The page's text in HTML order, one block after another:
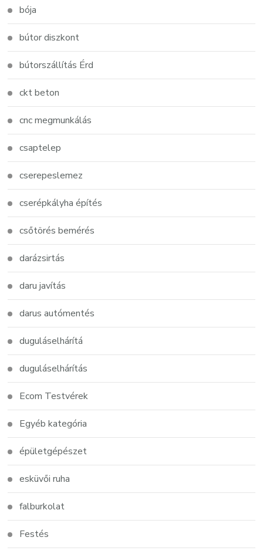
bója
bútor diszkont
bútorszállítás Érd
ckt beton
cnc megmunkálás
csaptelep
cserepeslemez
cserépkályha építés
csőtörés bemérés
darázsirtás
daru javítás
darus autómentés
duguláselhárítá
duguláselhárítás
Ecom Testvérek
Egyéb kategória
épületgépészet
esküvői ruha
falburkolat
Festés